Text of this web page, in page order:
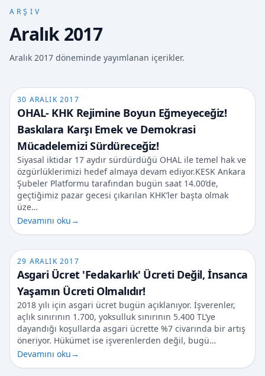
ARŞIV
Aralık 2017
Aralık 2017 döneminde yayımlanan içerikler.
30 ARALIK 2017
OHAL- KHK Rejimine Boyun Eğmeyeceğiz!
Baskılara Karşı Emek ve Demokrasi
Mücadelemizi Sürdüreceğiz!
Siyasal iktidar 17 aydır sürdürdüğü OHAL ile temel hak ve
özgürlüklerimizi hedef almaya devam ediyor.KESK Ankara
Şubeler Platformu tarafından bugün saat 14.00’de,
geçtiğimiz pazar gecesi çıkarılan KHK’ler başta olmak
üze…
Devamını oku→
29 ARALIK 2017
Asgari Ücret 'Fedakarlık' Ücreti Değil, İnsanca
Yaşamın Ücreti Olmalıdır!
2018 yılı için asgari ücret bugün açıklanıyor. İşverenler,
açlık sınırının 1.700, yoksulluk sınırının 5.400 TL’ye
dayandığı koşullarda asgari ücrette %7 civarında bir artış
öneriyor. Hükümet ise işverenlerden değil, bugü…
Devamını oku→